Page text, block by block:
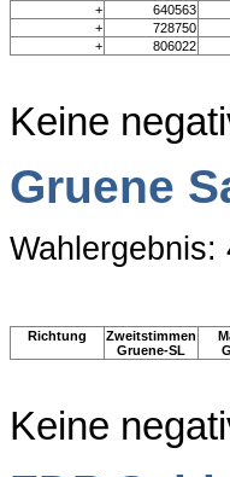
+
640563
+
728750
+
806022
Keine
Gruene
Wahlergebnis:
Richtung
Zweitstimmen
Gruene-SL
Keine